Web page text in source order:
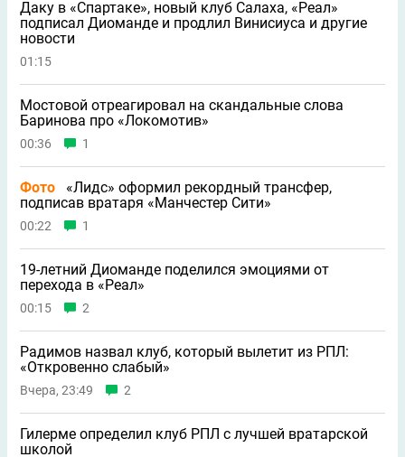
Даку в «Спартаке», новый клуб Салаха, «Реал»
подписал Диоманде и продлил Винисиуса и другие
новости
01:15
Мостовой отреагировал на скандальные слова
Баринова про «Локомотив»
00:36 1
Фото
«Лидс» оформил рекордный трансфер,
подписав вратаря «Манчестер Сити»
00:22 1
19-летний Диоманде поделился эмоциями от
перехода в «Реал»
00:15 2
Радимов назвал клуб, который вылетит из РПЛ:
«Откровенно слабый»
Вчера, 23:49 2
Гилерме определил клуб РПЛ с лучшей вратарской
школой